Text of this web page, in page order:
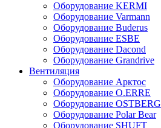
Оборудование KERMI
Оборудование Varmann
Оборудование Buderus
Оборудование ESBE
Оборудование Dacond
Оборудование Grandrive
Вентиляция
Оборудование Арктос
Оборудование O.ERRE
Оборудование OSTBERG
Оборудование Polar Bear
Оборудование SHUFT